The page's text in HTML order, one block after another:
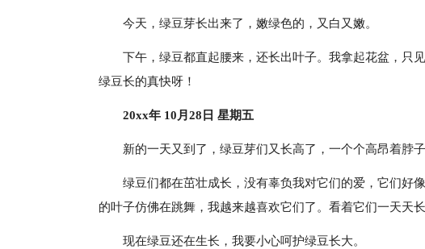
今天，绿豆芽长出来了，嫩绿色的，又白又嫩。
下午，绿豆都直起腰来，还长出叶子。我拿起花盆，只
绿豆长的真快呀！
20xx年 10月28日 星期五
新的一天又到了，绿豆芽们又长高了，一个个高昂着脖
绿豆们都在茁壮成长，没有辜负我对它们的爱，它们好
的叶子仿佛在跳舞，我越来越喜欢它们了。看着它们一天天
现在绿豆还在生长，我要小心呵护绿豆长大。